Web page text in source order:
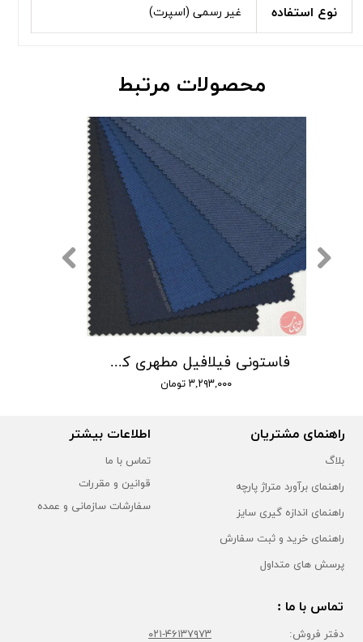
نوع استفاده غیر رسمی (اسپرت)
محصولات مرتبط
فاستونی فیلافیل مطهری کد 401
۳,۲۹۳,۰۰۰ تومان
راهنمای مشتریان
بلاگ
راهنمای برآورد متراژ پارچه
راهنمای اندازه گیری سایز
راهنمای خرید و ثبت سفارش
پرسش های متداول
اطلاعات بیشتر
تماس با ما
قوانین و مقررات
سفارشات سازمانی و عمده
تماس با ما :
دفتر فروش: ۴۶۱۳۷۹۷۳-۰۲۱